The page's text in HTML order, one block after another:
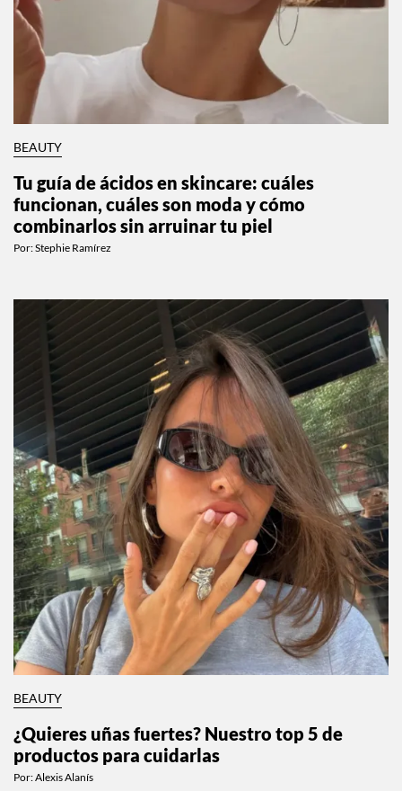
BEAUTY
Tu guía de ácidos en skincare: cuáles
funcionan, cuáles son moda y cómo
combinarlos sin arruinar tu piel
Por:Stephie Ramírez
BEAUTY
¿Quieres uñas fuertes? Nuestro top 5 de
productos para cuidarlas
Por:Alexis Alanís